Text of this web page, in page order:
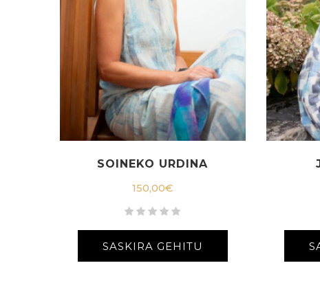
SOINEKO URDINA
150,00€
SASKIRA GEHITU